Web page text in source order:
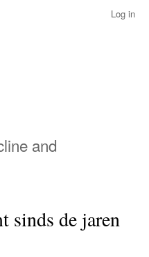
Log in
and
sinds de jaren